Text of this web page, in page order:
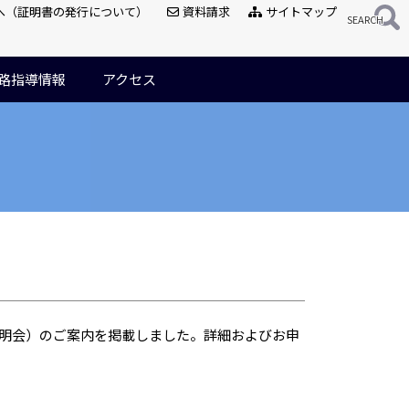
指導情報 アクセス
証明書の発行について） 資料請求 サイトマップ
会）のご案内を掲載しました。詳細およびお申